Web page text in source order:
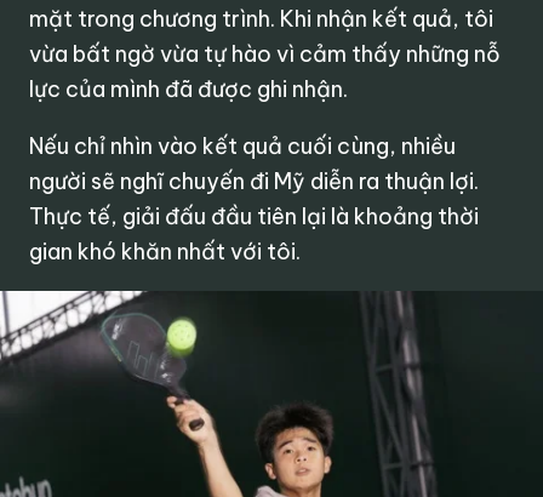
mặt trong chương trình. Khi nhận kết quả, tôi
vừa bất ngờ vừa tự hào vì cảm thấy những nỗ
lực của mình đã được ghi nhận.
Nếu chỉ nhìn vào kết quả cuối cùng, nhiều
người sẽ nghĩ chuyến đi Mỹ diễn ra thuận lợi.
Thực tế, giải đấu đầu tiên lại là khoảng thời
gian khó khăn nhất với tôi.